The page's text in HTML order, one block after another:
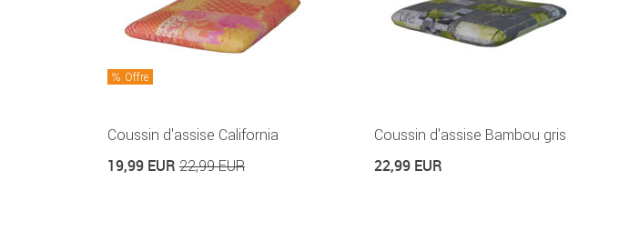
Offre
Coussin d'assise California
19,99 EUR 22,99 EUR
Coussin d'assise Bambou gris
22,99 EUR